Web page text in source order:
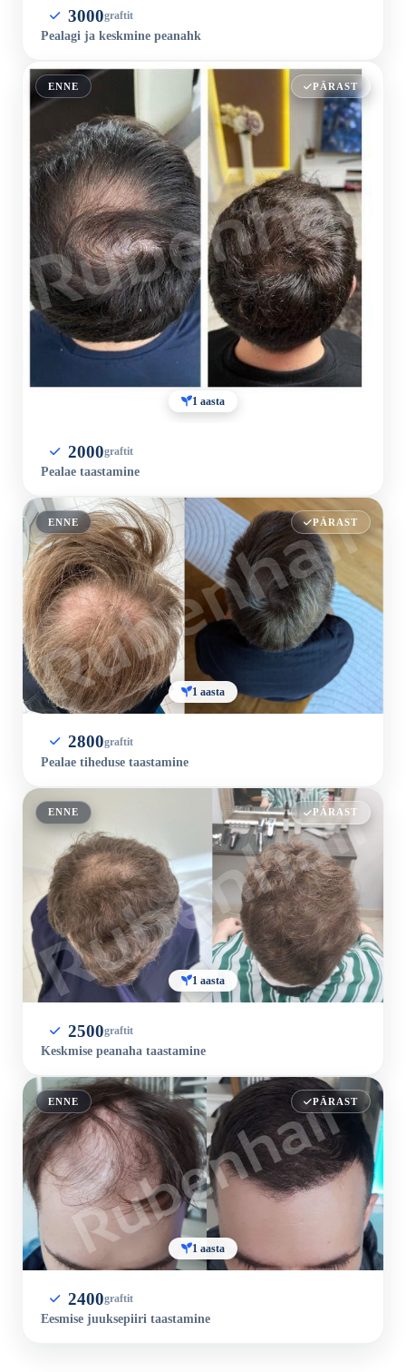
3000graftit
Pealagi ja keskmine peanahk
ENNE PÄRAST
1 aasta
2000graftit
Pealae taastamine
ENNE PÄRAST
1 aasta
2800graftit
Pealae tiheduse taastamine
ENNE PÄRAST
1 aasta
2500graftit
Keskmise peanaha taastamine
ENNE PÄRAST
1 aasta
2400graftit
Eesmise juuksepiiri taastamine